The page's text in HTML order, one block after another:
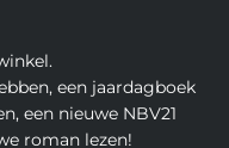
een jaardagboek
een nieuwe NBV21
roman lezen!